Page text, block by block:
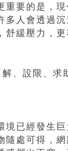
重要的是，
多人會透過
舒緩壓力，更
、設限、求
境已經發生
隨處可得，